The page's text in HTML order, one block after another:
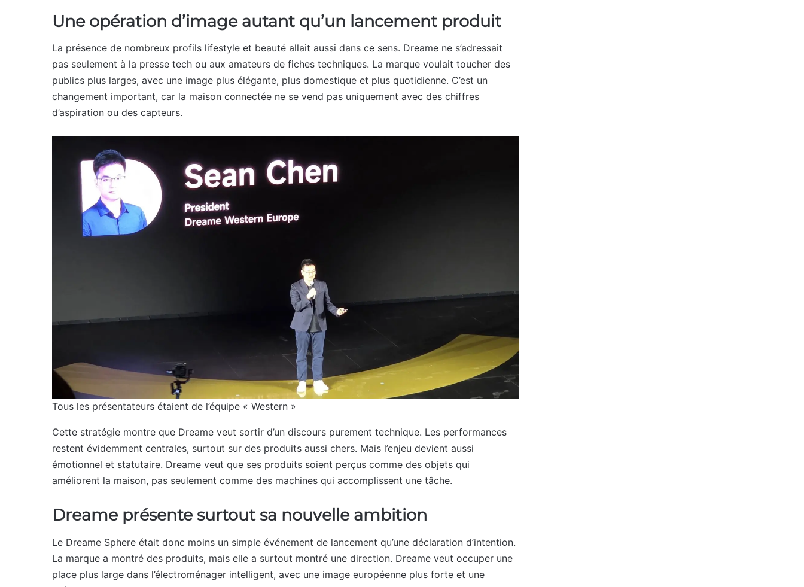
Une opération d’image autant qu’un lancement produit
La présence de nombreux profils lifestyle et beauté allait aussi dans ce sens. Dreame ne s’adressait
pas seulement à la presse tech ou aux amateurs de fiches techniques. La marque voulait toucher des
publics plus larges, avec une image plus élégante, plus domestique et plus quotidienne. C’est un
changement important, car la maison connectée ne se vend pas uniquement avec des chiffres
d’aspiration ou des capteurs.
Tous les présentateurs étaient de l’équipe « Western »
Cette stratégie montre que Dreame veut sortir d’un discours purement technique. Les performances
restent évidemment centrales, surtout sur des produits aussi chers. Mais l’enjeu devient aussi
émotionnel et statutaire. Dreame veut que ses produits soient perçus comme des objets qui
améliorent la maison, pas seulement comme des machines qui accomplissent une tâche.
Dreame présente surtout sa nouvelle ambition
Le Dreame Sphere était donc moins un simple événement de lancement qu’une déclaration d’intention.
La marque a montré des produits, mais elle a surtout montré une direction. Dreame veut occuper une
place plus large dans l’électroménager intelligent, avec une image européenne plus forte et une